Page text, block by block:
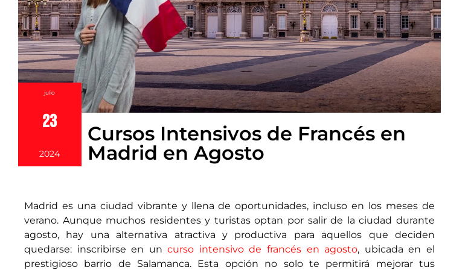
julio
23
2024
Cursos Intensivos de Francés en
Madrid en Agosto
Madrid es una ciudad vibrante y llena de oportunidades, incluso en los meses de
verano. Aunque muchos residentes y turistas optan por salir de la ciudad durante
agosto, hay una alternativa atractiva y productiva para aquellos que deciden
quedarse: inscribirse en uncurso intensivo de francés en agosto, ubicada en el
prestigioso barrio de Salamanca. Esta opción no solo te permitirá mejorar tus